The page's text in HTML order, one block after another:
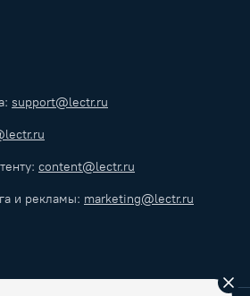
support@lectr.ru
content@lectr.ru
и рекламы: marketing@lectr.ru